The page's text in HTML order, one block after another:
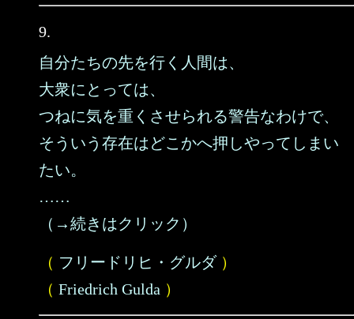
9.
自分たちの先を行く人間は、
大衆にとっては、
つねに気を重くさせられる警告なわけで、
そういう存在はどこかへ押しやってしまい
たい。
……
（→続きはクリック）
（ フリードリヒ・グルダ）
（ Friedrich Gulda ）